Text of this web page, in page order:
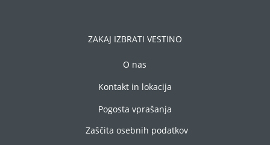
ZAKAJ IZBRATI VESTINO
O nas
Kontakt in lokacija
Pogosta vprašanja
Zaščita osebnih podatkov